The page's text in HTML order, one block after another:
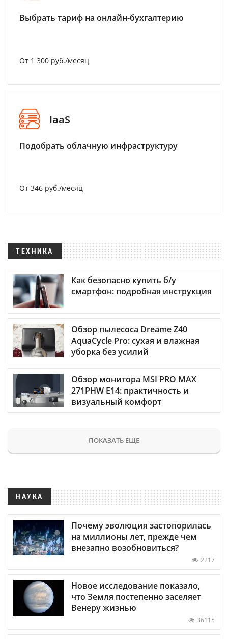
Выбрать тариф на онлайн-бухгалтерию
От 1 300 руб./месяц
IaaS
Подобрать облачную инфраструктуру
От 346 руб./месяц
ТЕХНИКА
Как безопасно купить б/у
смартфон: подробная инструкция
Обзор пылесоса Dreame Z40
AquaCycle Pro: сухая и влажная
уборка без усилий
Обзор монитора MSI PRO MAX
271PHW E14: практичность и
визуальный комфорт
ПОКАЗАТЬ ЕЩЕ
НАУКА
Почему эволюция застопорилась
на миллионы лет, прежде чем
внезапно возобновиться?
2217
Новое исследование показало,
что Земля постепенно заселяет
Венеру жизнью
36115